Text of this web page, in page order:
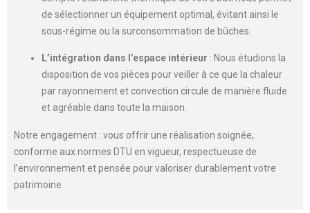
de sélectionner un équipement optimal, évitant ainsi le
sous-régime ou la surconsommation de bûches.
L’intégration dans l’espace intérieur : Nous étudions la
disposition de vos pièces pour veiller à ce que la chaleur
par rayonnement et convection circule de manière fluide
et agréable dans toute la maison.
Notre engagement : vous offrir une réalisation soignée,
conforme aux normes DTU en vigueur, respectueuse de
l’environnement et pensée pour valoriser durablement votre
patrimoine.